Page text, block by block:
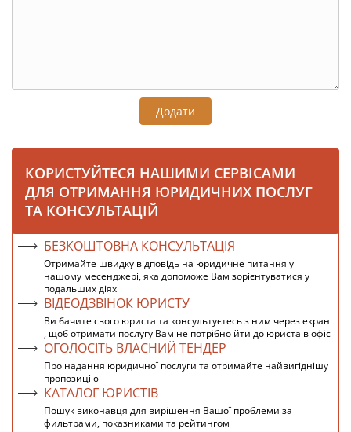
Додати
КОРИСТУЙТЕСЯ НАШИМИ СЕРВІСАМИ
ДЛЯ ОТРИМАННЯ ЮРИДИЧНИХ ПОСЛУГ
ТА КОНСУЛЬТАЦІЙ
БЕЗКОШТОВНА КОНСУЛЬТАЦІЯ
Отримайте швидку відповідь на юридичне питання у
нашому месенджері, яка допоможе Вам зорієнтуватися у
подальших діях
ВІДЕОДЗВІНОК ЮРИСТУ
Ви бачите свого юриста та консультуєтесь з ним через екран
, щоб отримати послугу Вам не потрібно йти до юриста в офіс
ОГОЛОСІТЬ ВЛАСНИЙ ТЕНДЕР
Про надання юридичної послуги та отримайте найвигіднішу
пропозицію
КАТАЛОГ ЮРИСТІВ
Пошук виконавця для вирішення Вашої проблеми за
фильтрами, показниками та рейтингом